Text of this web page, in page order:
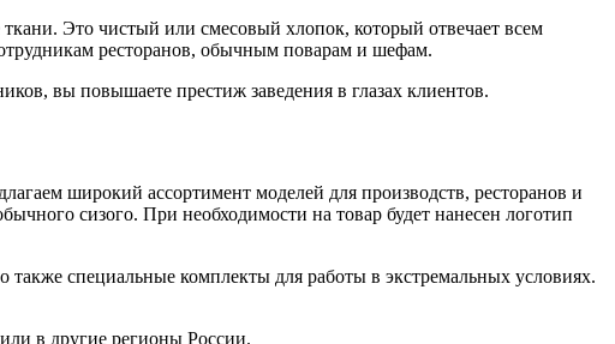
Это чистый или смесовый хлопок, который отвечает всем
ресторанов, обычным поварам и шефам.
вы повышаете престиж заведения в глазах клиентов.
широкий ассортимент моделей для производств, ресторанов и
сизого. При необходимости на товар будет нанесен логотип
специальные комплекты для работы в экстремальных условиях.
в другие регионы России.